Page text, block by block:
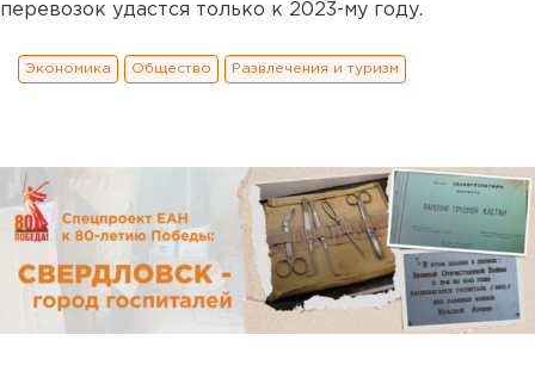
перевозок удастся только к 2023-му году.
Экономика Общество Развлечения и туризм